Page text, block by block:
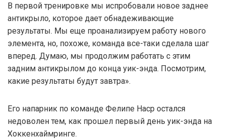
В первой тренировке мы испробовали новое заднее
антикрыло, которое дает обнадеживающие
результаты. Мы еще проанализируем работу нового
элемента, но, похоже, команда все-таки сделала шаг
вперед. Думаю, мы продолжим работать с этим
задним антикрылом до конца уик-энда. Посмотрим,
какие результаты будут завтра».
Его напарник по команде Фелипе Наср остался
недоволен тем, как прошел первый день уик-энда на
Хоккенхаймринге.